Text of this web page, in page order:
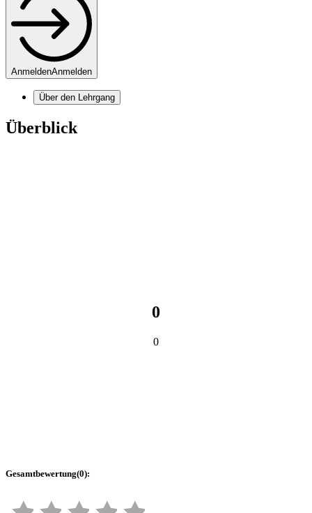
AnmeldenAnmelden
Über den Lehrgang
Überblick
0
0
Gesamtbewertung(0):